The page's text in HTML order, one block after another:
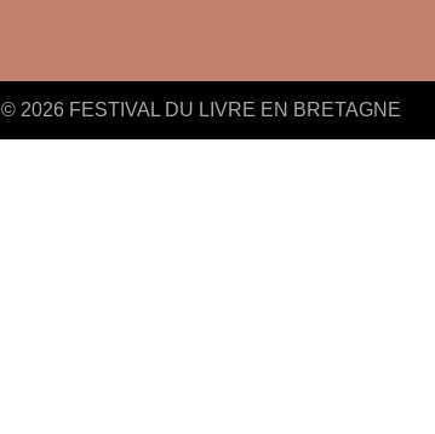
© 2026 FESTIVAL DU LIVRE EN BRETAGNE